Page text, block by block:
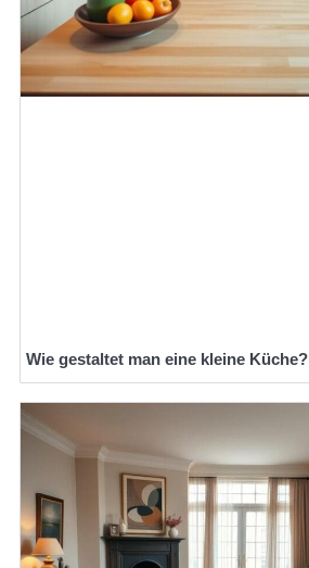
Wie gestaltet man eine kleine Küche?